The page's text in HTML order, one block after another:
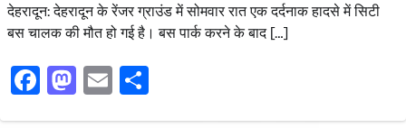
देहरादून: देहरादून के रेंजर ग्राउंड में सोमवार रात एक दर्दनाक हादसे में सिटी
बस चालक की मौत हो गई है। बस पार्क करने के बाद […]
Facebook
Mastodon
Email